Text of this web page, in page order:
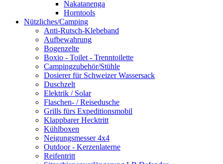
Nakatanenga
Horntools
Nützliches/Camping
Anti-Rutsch-Klebeband
Aufbewahrung
Bogenzelte
Boxio - Toilet - Trenntoilette
Campingzubehör/Stühle
Dosierer für Schweizer Wassersack
Duschzelt
Elektrik / Solar
Flaschen- / Reisedusche
Grills fürs Expeditionsmobil
Klappbarer Hecktritt
Kühlboxen
Neigungsmesser 4x4
Outdoor - Kerzenlaterne
Reifentritt